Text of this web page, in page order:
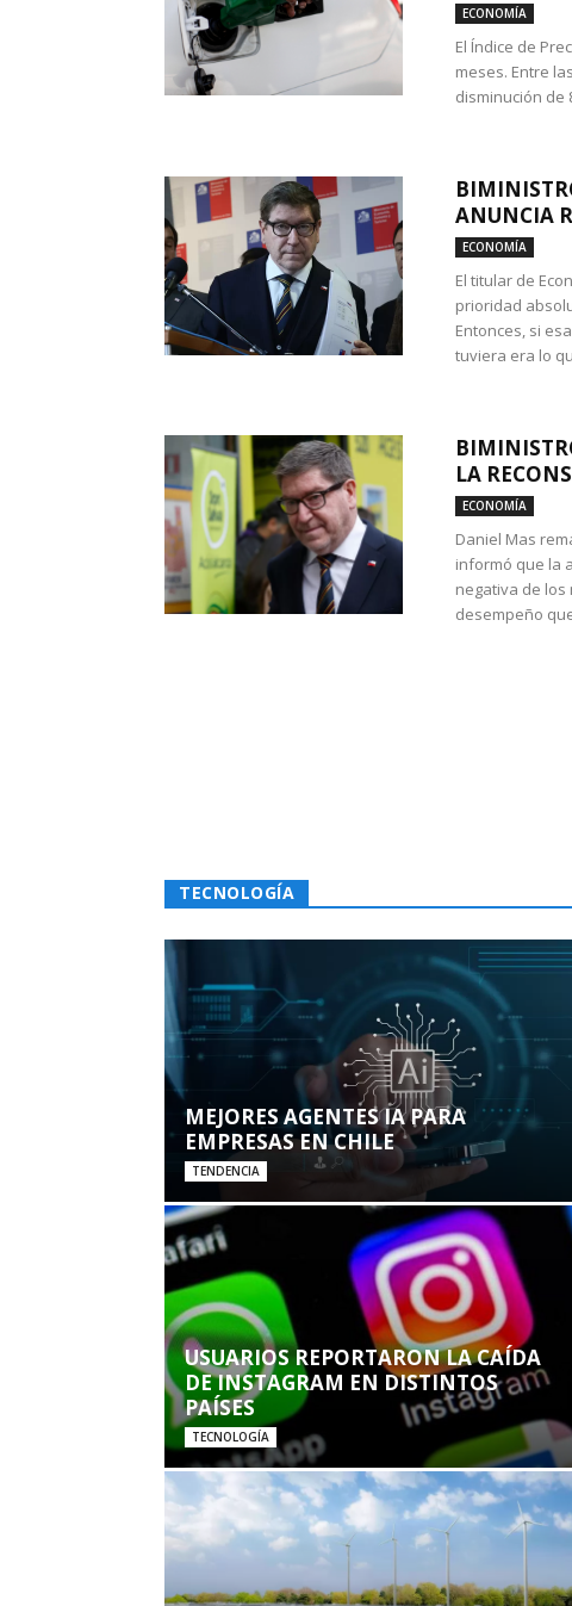
ECONOMÍA
El Índice de
meses. Entre
disminución de
ANUNCIA
ECONOMÍA
El titular de
prioridad
Entonces, si
tuviera era lo
LA
ECONOMÍA
Daniel Mas
informó que la
negativa de los
desempeño
TECNOLOGÍA
MEJORES AGENTES IA PARA
EMPRESAS EN CHILE
TENDENCIA
USUARIOS REPORTARON LA CAÍDA
DE INSTAGRAM EN DISTINTOS
PAÍSES
TECNOLOGÍA